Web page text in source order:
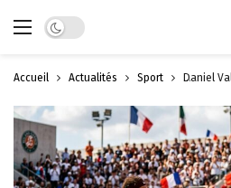
Dark mode
Accueil Actualités Sport Daniel